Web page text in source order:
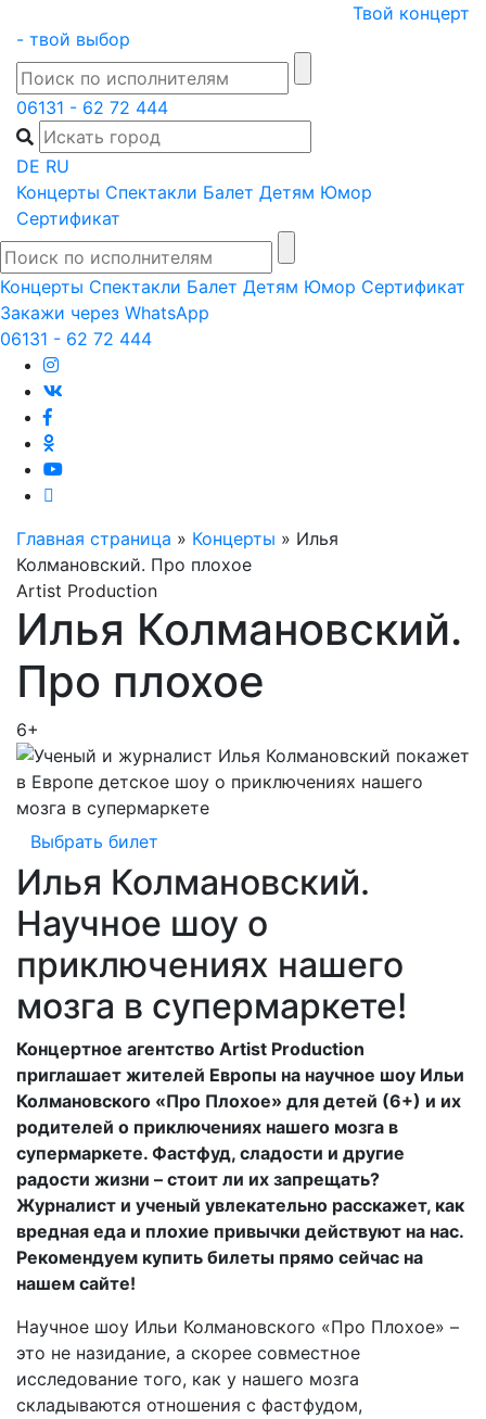
content
Твой концерт
- твой выбор
06131 - 62 72 444
DE RU
Концерты Спектакли Балет Детям Юмор
Сертификат
Концерты Спектакли Балет Детям Юмор Сертификат
Закажи через WhatsApp
06131 - 62 72 444
Главная страница » Концерты » Илья
Колмановский. Про плохое
Artist Production
Илья Колмановский.
Про плохое
6+
Выбрать билет
Илья Колмановский.
Научное шоу о
приключениях нашего
мозга в супермаркете!
Концертное агентство Artist Production
приглашает жителей Европы на научное шоу Ильи
Колмановского «Про Плохое» для детей (6+) и их
родителей о приключениях нашего мозга в
супермаркете. Фастфуд, сладости и другие
радости жизни – стоит ли их запрещать?
Журналист и ученый увлекательно расскажет, как
вредная еда и плохие привычки действуют на нас.
Рекомендуем купить билеты прямо сейчас на
нашем сайте!
Научное шоу Ильи Колмановского «Про Плохое» –
это не назидание, а скорее совместное
исследование того, как у нашего мозга
складываются отношения с фастфудом,